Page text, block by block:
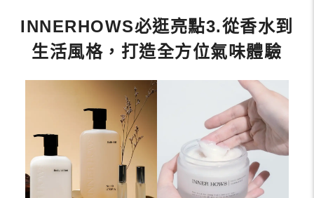
INNERHOWS必逛亮點3.從香水到
生活風格，打造全方位氣味體驗